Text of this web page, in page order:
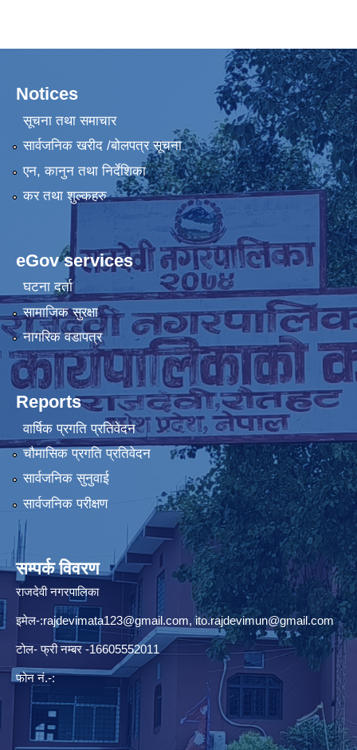
Notices
सूचना तथा समाचार
सार्वजनिक खरीद /बोलपत्र सूचना
एन, कानुन तथा निर्देशिका
कर तथा शुल्कहरु
eGov services
घटना दर्ता
सामाजिक सुरक्षा
नागरिक वडापत्र
Reports
वार्षिक प्रगति प्रतिवेदन
चौमासिक प्रगति प्रतिवेदन
सार्वजनिक सुनुवाई
सार्वजनिक परीक्षण
सम्पर्क विवरण
राजदेवी नगरपालिका
इमेल-:rajdevimata123@gmail.com,ito.rajdevimun@gmail.com
टोल- फ्री नम्बर -16605552011
फोन नं.-: